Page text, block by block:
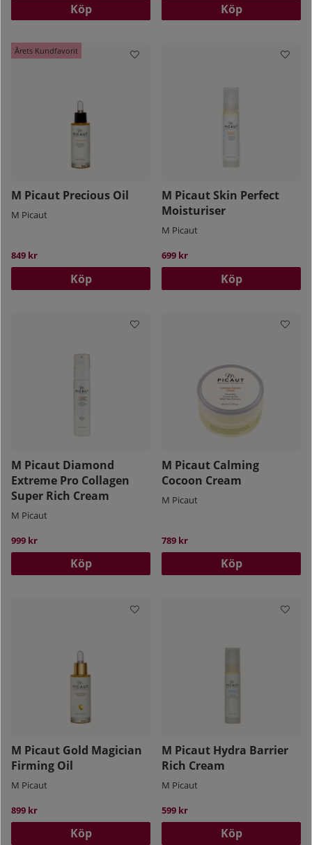
Köp Köp
Årets Kundfavorit
M Picaut Precious Oil
M Picaut
849 kr
Köp
M Picaut Skin Perfect
Moisturiser
M Picaut
699 kr
Köp
M Picaut Diamond
Extreme Pro Collagen
Super Rich Cream
M Picaut
999 kr
Köp
M Picaut Calming
Cocoon Cream
M Picaut
789 kr
Köp
M Picaut Gold Magician
Firming Oil
M Picaut
899 kr
Köp
M Picaut Hydra Barrier
Rich Cream
M Picaut
599 kr
Köp